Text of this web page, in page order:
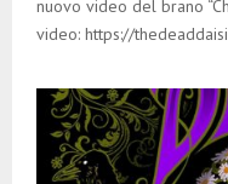
nuovo video del brano
video: https://